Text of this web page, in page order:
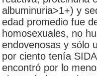
albuminuria>1+) y
edad promedio fue
homosexuales, no
endovenosas y sólo
por ciento tenía
encontró por lo